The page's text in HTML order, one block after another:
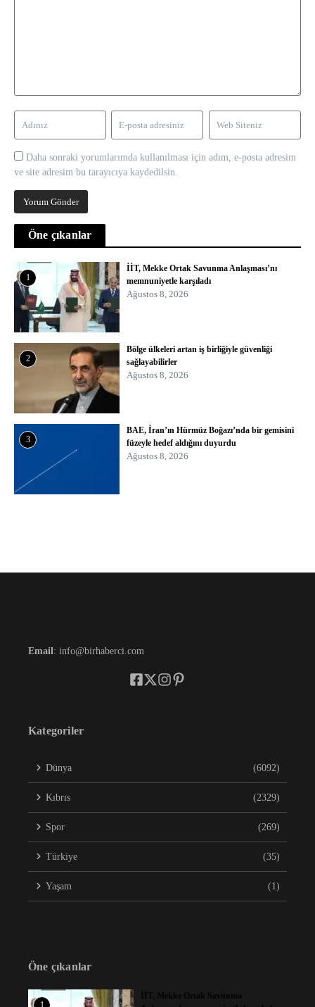
Daha sonraki yorumlarımda kullanılması için adım, e-posta adresim
ve site adresim bu tarayıcıya kaydedilsin.
Öne çıkanlar
1
İİT, Mekke Ortak Savunma Anlaşması’nı
memnuniyetle karşıladı
Ağustos 8, 2026
2
Bölge ülkeleri artan iş birliğiyle güvenliği
sağlayabilirler
Ağustos 8, 2026
3
BAE, İran’ın Hürmüz Boğazı’nda bir gemisini
füzeyle hedef aldığını duyurdu
Ağustos 8, 2026
Email : info@birhaberci.com
Kategoriler
Dünya (6092)
Kıbrıs (2329)
Spor (269)
Türkiye (35)
Yaşam (1)
Öne çıkanlar
1
İİT, Mekke Ortak Savunma